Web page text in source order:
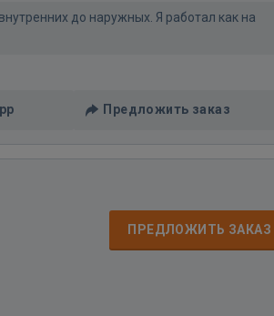
до наружных. Я работал как на
Предложить заказ
ПРЕДЛОЖИТЬ ЗАКАЗ